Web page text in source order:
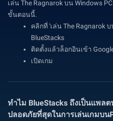
เล่น The Ragnarok บน Windows
ขั้นตอนนี้.
คลิกที่ 'เล่น The Ragnarok
BlueStacks
ติดตั้งแล้วล็อกอินเข้า
เปิดเกม
ทำไม BlueStacks ถึงเป็นแพล
ปลอดภัยที่สุดในการเล่นเกมบน